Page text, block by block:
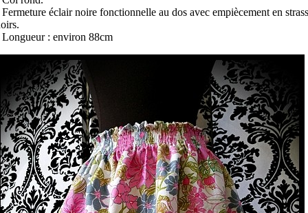
Fermeture éclair noire fonctionnelle au dos avec empiècement en strass
Longueur : environ 88cm